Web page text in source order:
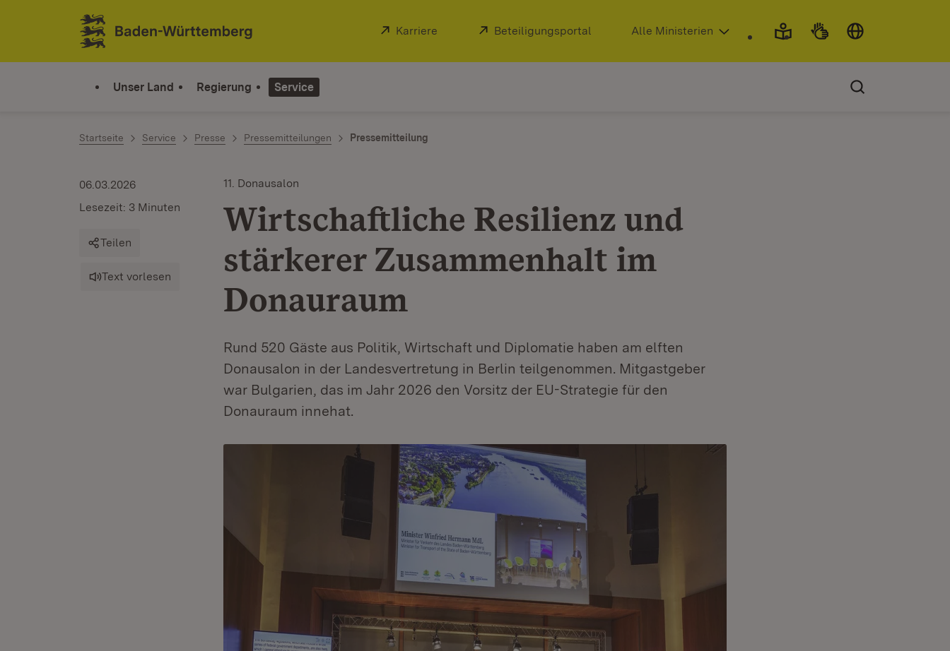
Zum Inhalt springen
Link zur Startseite
Extern:
Karriere (Öffnet in neuem Fenster)
Extern:
Beteiligungsportal (Öffnet in neuem Fenster)
Alle Ministerien
Unser Land Regierung Service
Startseite Service Presse Pressemitteilungen Pressemitteilung
11. Donausalon
Wirtschaftliche Resilienz und
stärkerer Zusammenhalt im
Donauraum
Rund 520 Gäste aus Politik, Wirtschaft und Diplomatie haben am elften
Donausalon in der Landesvertretung in Berlin teilgenommen. Mitgastgeber
war Bulgarien, das im Jahr 2026 den Vorsitz der EU-Strategie für den
Donauraum innehat.
06.03.2026
Lesezeit: 3 Minuten
Teilen
Text vorlesen